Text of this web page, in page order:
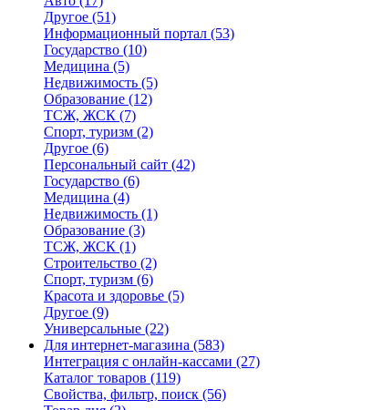
Другое (51)
Информационный портал (53)
Государство (10)
Медицина (5)
Недвижимость (5)
Образование (12)
ТСЖ, ЖСК (7)
Спорт, туризм (2)
Другое (6)
Персональный сайт (42)
Государство (6)
Медицина (4)
Недвижимость (1)
Образование (3)
ТСЖ, ЖСК (1)
Строительство (2)
Спорт, туризм (6)
Красота и здоровье (5)
Другое (9)
Универсальные (22)
Для интернет-магазина (583)
Интеграция с онлайн-кассами (27)
Каталог товаров (119)
Свойства, фильтр, поиск (56)